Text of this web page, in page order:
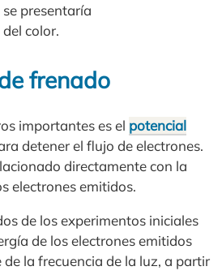
presentaría
color.
frenado
importantes es el potencial
detener el flujo de electrones.
directamente con la
electrones emitidos.
de los experimentos iniciales
de los electrones emitidos
la frecuencia de la luz, a partir